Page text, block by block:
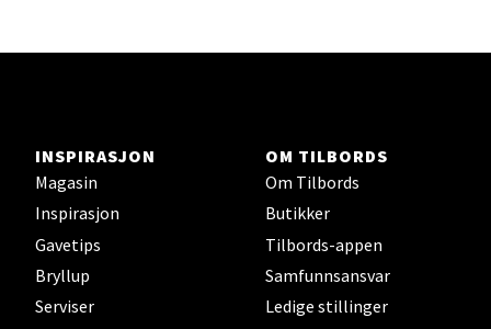
INSPIRASJON
Magasin
Inspirasjon
Gavetips
Bryllup
Serviser
OM TILBORDS
Om Tilbords
Butikker
Tilbords-appen
Samfunnsansvar
Ledige stillinger
Bergen - Horisont
Myrdalsvegen 2, 5130 Nyborg
Åpent i dag 10-21